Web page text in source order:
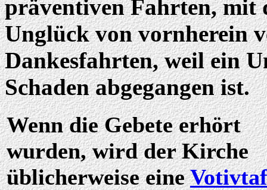
präventiven Fahrten, mit
Unglück von vornherein
Dankesfahrten, weil ein
Schaden abgegangen ist.
Wenn die Gebete erhört
wurden, wird der Kirche
üblicherweise eine